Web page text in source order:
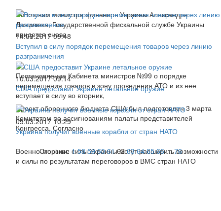
По словам министра финансов Украины Александра
Данилюка, Государственной фискальной службе Украины
придется снова
14.03.2017 09:48
Вступил в силу порядок перемещения товаров через линию
разграничения
Постановление Кабинета министров №99 о порядке
перемещения товаров в зону проведения АТО и из нее
вступает в силу во вторник,
10.03.2017 09:14
США предоставит Украине летальное оружие
Проект оборонного бюджета США был подготовлен 3 марта
Комитетом по ассигнованиям палаты представителей
Конгресса. Согласно
09.03.2017 10:29
Украина получит военные корабли от стран НАТО
Военно-морские силы Украины могут расширить возможности
и силы по результатам переговоров в ВМС стран НАТО
Сторінки: 1 58 59 60 61 62 63 64 65 66 ...76